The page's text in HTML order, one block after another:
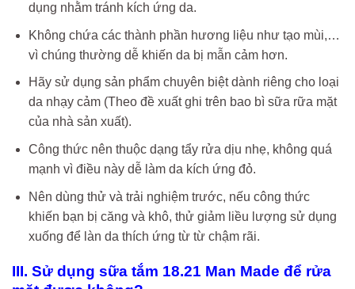
dụng nhằm tránh kích ứng da.
Không chứa các thành phần hương liệu như tạo mùi,…
vì chúng thường dễ khiến da bị mẫn cảm hơn.
Hãy sử dụng sản phẩm chuyên biệt dành riêng cho loại
da nhạy cảm (Theo đề xuất ghi trên bao bì sữa rữa mặt
của nhà sản xuất).
Công thức nên thuộc dạng tẩy rửa dịu nhẹ, không quá
mạnh vì điều này dễ làm da kích ứng đỏ.
Nên dùng thử và trải nghiệm trước, nếu công thức
khiến bạn bị căng và khô, thử giảm liều lượng sử dụng
xuống để làn da thích ứng từ từ chậm rãi.
III. Sử dụng sữa tắm 18.21 Man Made để rửa